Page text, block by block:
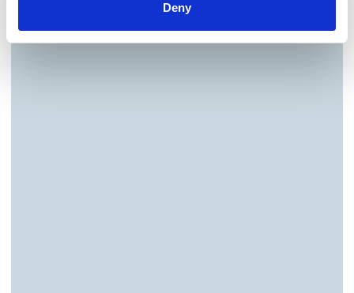
Deny